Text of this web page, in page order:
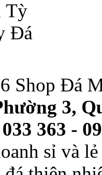
Shop Đá
3,
363 -
sỉ và